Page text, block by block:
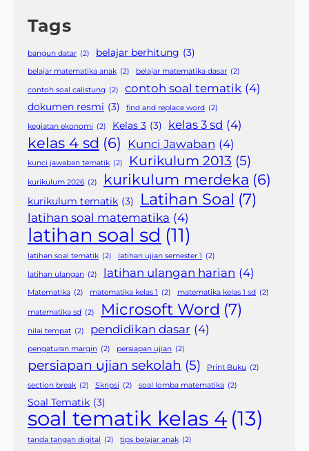
Tags
bangun datar (2) belajar berhitung (3)
belajar matematika anak (2) belajar matematika dasar (2)
contoh soal calistung (2) contoh soal tematik (4)
dokumen resmi (3) find and replace word (2)
kegiatan ekonomi (2) Kelas 3 (3) kelas 3 sd (4)
kelas 4 sd (6) Kunci Jawaban (4)
kunci jawaban tematik (2) Kurikulum 2013 (5)
kurikulum 2026 (2) kurikulum merdeka (6)
kurikulum tematik (3) Latihan Soal (7)
latihan soal matematika (4)
latihan soal sd (11)
latihan soal tematik (2) latihan ujian semester 1 (2)
latihan ulangan (2) latihan ulangan harian (4)
Matematika (2) matematika kelas 1 (2) matematika kelas 1 sd (2)
matematika sd (2) Microsoft Word (7)
nilai tempat (2) pendidikan dasar (4)
pengaturan margin (2) persiapan ujian (2)
persiapan ujian sekolah (5) Print Buku (2)
section break (2) Skripsi (2) soal lomba matematika (2)
Soal Tematik (3)
soal tematik kelas 4 (13)
tanda tangan digital (2) tips belajar anak (2)